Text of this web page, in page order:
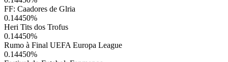
FF: Caadores de Glria
0.14450%
Heri Tits dos Trofus
0.14450%
Rumo à Final UEFA Europa League
0.14450%